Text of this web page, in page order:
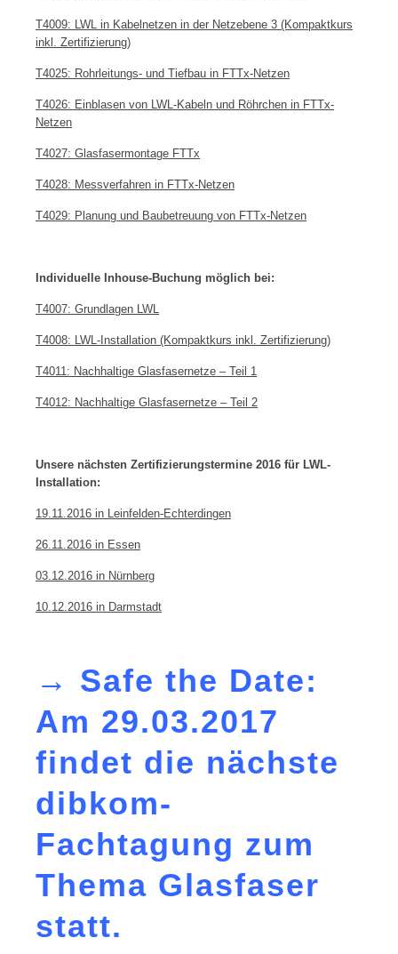
T4009: LWL in Kabelnetzen in der Netzebene 3 (Kompaktkurs
inkl. Zertifizierung)
T4025: Rohrleitungs- und Tiefbau in FTTx-Netzen
T4026: Einblasen von LWL-Kabeln und Röhrchen in FTTx-
Netzen
T4027: Glasfasermontage FTTx
T4028: Messverfahren in FTTx-Netzen
T4029: Planung und Baubetreuung von FTTx-Netzen
Individuelle Inhouse-Buchung möglich bei:
T4007: Grundlagen LWL
T4008: LWL-Installation (Kompaktkurs inkl. Zertifizierung)
T4011: Nachhaltige Glasfasernetze – Teil 1
T4012: Nachhaltige Glasfasernetze – Teil 2
Unsere nächsten Zertifizierungstermine 2016 für LWL-
Installation:
19.11.2016 in Leinfelden-Echterdingen
26.11.2016 in Essen
03.12.2016 in Nürnberg
10.12.2016 in Darmstadt
→ Safe the Date:
Am 29.03.2017
findet die nächste
dibkom-
Fachtagung zum
Thema Glasfaser
statt.